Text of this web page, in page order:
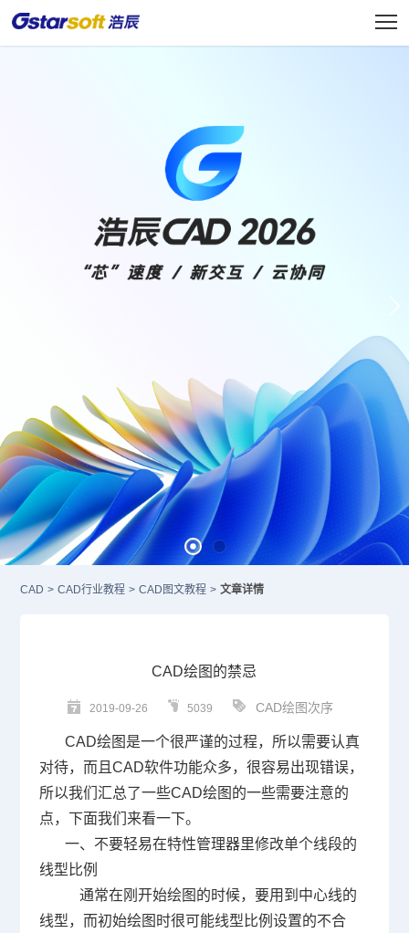
CAD > CAD行业教程 > CAD图文教程 > 文章详情
CAD绘图的禁忌
2019-09-26 5039 CAD绘图次序
CAD绘图是一个很严谨的过程，所以需要认真
对待，而且CAD软件功能众多，很容易出现错误，
所以我们汇总了一些CAD绘图的一些需要注意的
点，下面我们来看一下。
一、不要轻易在特性管理器里修改单个线段的
线型比例
通常在刚开始绘图的时候，要用到中心线的
线型，而初始绘图时很可能线型比例设置的不合